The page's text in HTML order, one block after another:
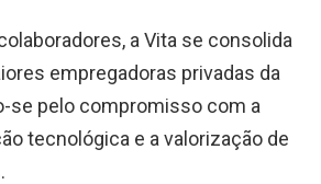
a Vita se consolida
empregadoras privadas da
se pelo compromisso com a
tecnológica e a valorização de